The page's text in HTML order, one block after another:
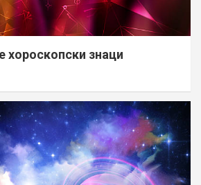
хороскопски знаци